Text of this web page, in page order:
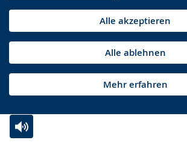
Alle akzeptieren
Alle ablehnen
Mehr erfahren